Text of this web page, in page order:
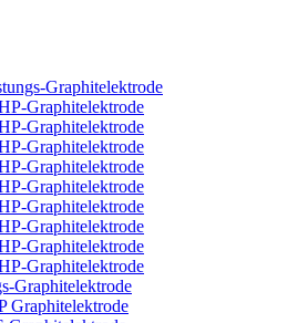
Graphitelektrode
Graphitelektrode
Graphitelektrode
Graphitelektrode
Graphitelektrode
Graphitelektrode
Graphitelektrode
Graphitelektrode
Graphitelektrode
Graphitelektrode
Graphitelektrode
Graphitelektrode